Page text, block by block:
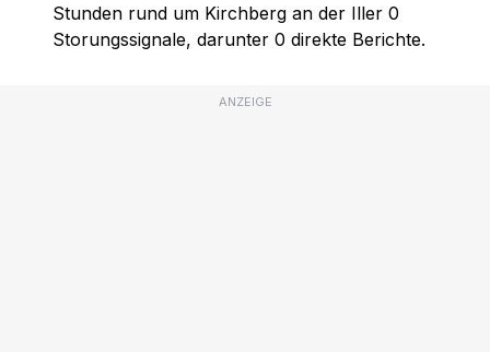
Stunden rund um Kirchberg an der Iller 0
Storungssignale, darunter 0 direkte Berichte.
ANZEIGE